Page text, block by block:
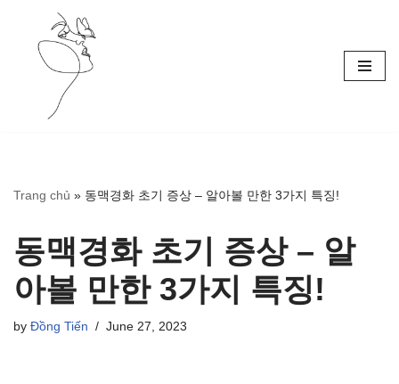
Skip
Trang chủ » 동맥경화 초기 증상 – 알아볼 만한 3가지 특징!
동맥경화 초기 증상 – 알
아볼 만한 3가지 특징!
by Đồng Tiến June 27, 2023